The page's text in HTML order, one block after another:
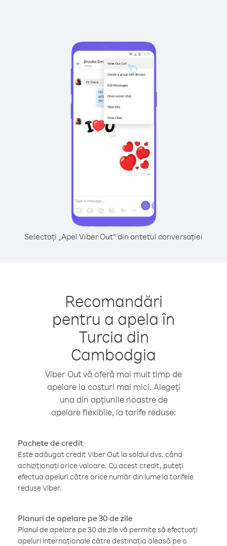
Selectați „Apel Viber Out” din antetul conversației
Recomandări
pentru a apela în
Turcia din
Cambodgia
Viber Out vă oferă mai mult timp de
apelare la costuri mai mici. Alegeți
una din opțiunile noastre de
apelare flexibile, la tarife reduse:
Pachete de credit
Este adăugat credit Viber Out la soldul dvs. când
achiziționați orice valoare. Cu acest credit, puteți
efectua apeluri către orice număr din lume la tarifele
reduse Viber.
Planuri de apelare pe 30 de zile
Planul de apelare pe 30 de zile vă permite să efectuați
apeluri internaționale către destinația aleasă pe o